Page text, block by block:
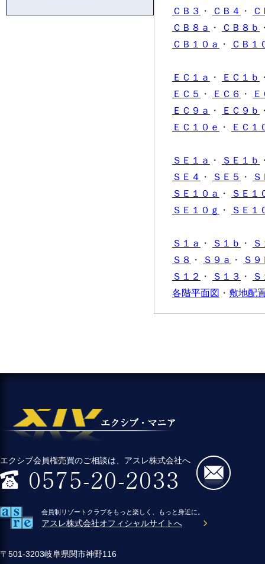
ＣＢ３ ・ ＣＢ４ ・
ＣＢ８ａ
・ ＣＢ８ｂ
ＣＢ１０ａ
・ ＣＢ１
ＥＣ１ａ ・ ＥＣ１ｂ
ＥＣ５
・ ＥＣ６ ・
ＥＣ９ａ
・ ＥＣ９ｂ
ＥＣ１０ｅ
・ ＥＣ１
ＳＥ１ａ ・ ＳＥ１ｂ
ＳＥ４ ・ ＳＥ５ ・
ＳＥ１０ａ
・
ＳＥ１
ＳＥ１０ｇ
・ ＳＥ１
Ｓ１ａ ・ Ｓ１ｂ ・
Ｓ８ ・ Ｓ９ａ ・
Ｓ９
Ｓ１２
・ Ｓ１３ ・
各階平面図 ・ 敷地配
エクシブ会員権売買のご相談は、アスレ株式会社へ
会員制リゾートクラブをもっと楽しく、もっと身近に。
アスレ株式会社オフィシャルサイトへ
〒501-3203岐阜県関市神野116